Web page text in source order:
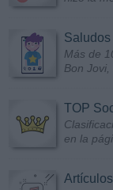
Saludos
Más de
Bon Jovi,
TOP
en la